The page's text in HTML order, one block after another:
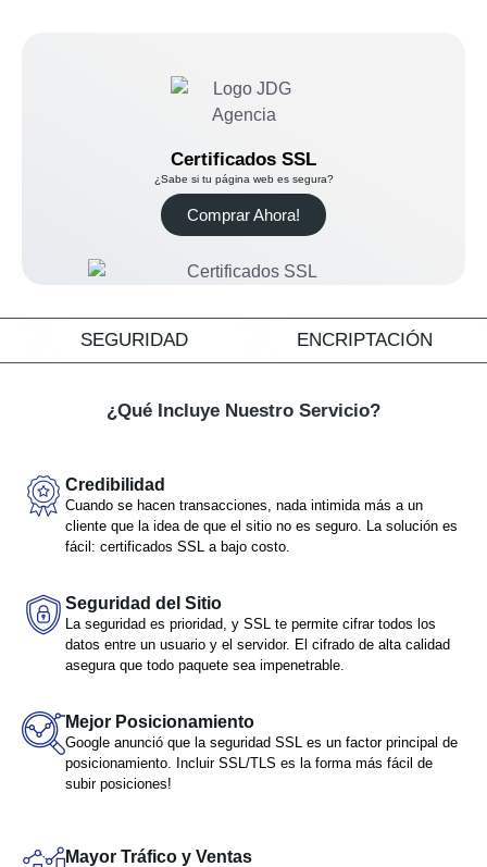
Certificados SSL
¿Sabe si tu página web es segura?
Comprar Ahora!
SEGURIDAD ENCRIPTACIÓN
¿Qué Incluye Nuestro Servicio?
Credibilidad
Cuando se hacen transacciones, nada intimida más a un
cliente que la idea de que el sitio no es seguro. La solución es
fácil: certificados SSL a bajo costo.
Seguridad del Sitio
La seguridad es prioridad, y SSL te permite cifrar todos los
datos entre un usuario y el servidor. El cifrado de alta calidad
asegura que todo paquete sea impenetrable.
Mejor Posicionamiento
Google anunció que la seguridad SSL es un factor principal de
posicionamiento. Incluir SSL/TLS es la forma más fácil de
subir posiciones!
Mayor Tráfico y Ventas